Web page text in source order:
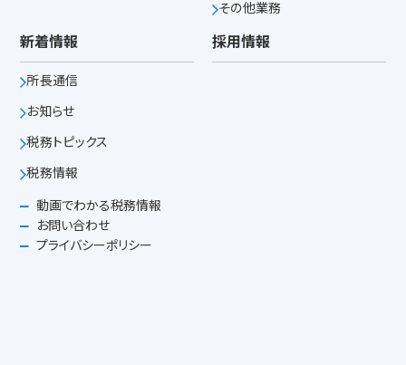
その他業務
新着情報
所長通信
お知らせ
税務トピックス
税務情報
採用情報
動画でわかる税務情報
お問い合わせ
プライバシーポリシー